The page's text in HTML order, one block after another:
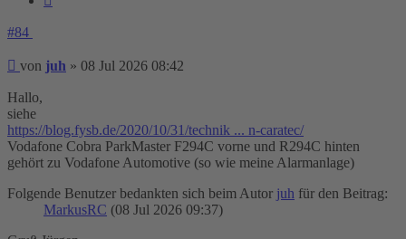
#84
Beitrag
von juh » 08 Jul 2026 08:42
Hallo,
siehe
https://blog.fysb.de/2020/10/31/technik ... n-caratec/
Vodafone Cobra ParkMaster F294C vorne und R294C hinten
gehört zu Vodafone Automotive (so wie meine Alarmanlage)
Folgende Benutzer bedankten sich beim Autor juh für den Beitrag:
MarkusRC (08 Jul 2026 09:37)